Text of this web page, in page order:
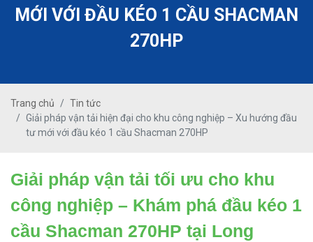
MỚI VỚI ĐẦU KÉO 1 CẦU SHACMAN
270HP
Trang chủ
Tin tức
Giải pháp vận tải hiện đại cho khu công nghiệp – Xu hướng đầu
tư mới với đầu kéo 1 cầu Shacman 270HP
Giải pháp vận tải tối ưu cho khu
công nghiệp – Khám phá đầu kéo 1
cầu Shacman 270HP tại Long